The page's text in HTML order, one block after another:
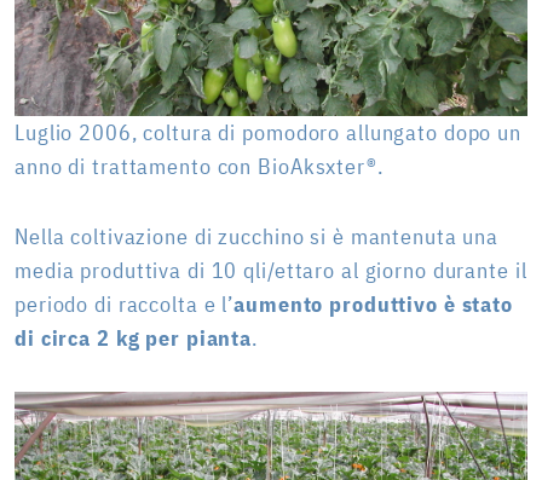
Luglio 2006, coltura di pomodoro allungato dopo un
anno di trattamento con BioAksxter®.
Nella coltivazione di zucchino si è mantenuta una
media produttiva di 10 qli/ettaro al giorno durante il
periodo di raccolta e l’aumento produttivo è stato
di circa 2 kg per pianta.